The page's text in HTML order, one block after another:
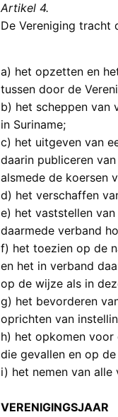
Artikel 4.
De Vereniging tracht
a) het opzetten en
tussen door de
b) het scheppen van
in Suriname;
c) het uitgeven van
daarin publiceren
alsmede de koersen
d) het verschaffen
e) het vaststellen
daarmede verband
f) het toezien op de
en het in verband
op de wijze als in
g) het bevorderen
oprichten van
h) het opkomen
die gevallen en op
i) het nemen van
VERENIGINGSJAAR